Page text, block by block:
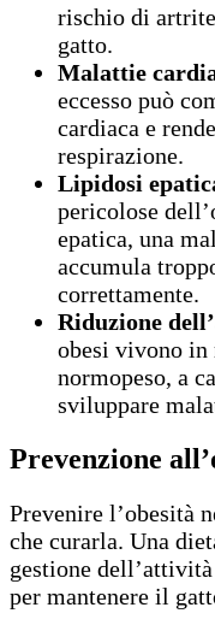
rischio di
gatto.
Malattie
eccesso può
cardiaca e
respirazione.
Lipidosi
pericolose
epatica, una
accumula
correttamente.
Riduzione
obesi vivono in
normopeso, a
sviluppare
Prevenzione
Prevenire l’obesità
che curarla. Una
gestione
per mantenere il